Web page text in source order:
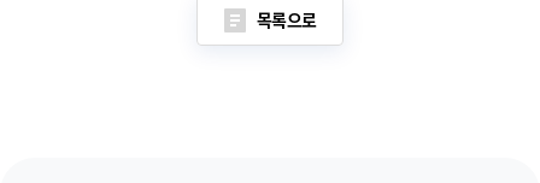
목록으로